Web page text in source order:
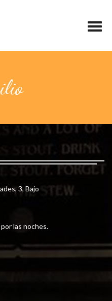
3, Bajo
las noches.